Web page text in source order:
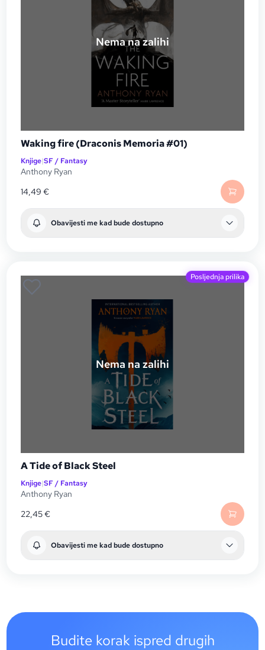
Nema na zalihi
Waking fire (Draconis Memoria #01)
Knjige|SF / Fantasy
Anthony Ryan
14,49€
Obavijesti me kad bude dostupno
Posljednja prilika
Nema na zalihi
A Tide of Black Steel
Knjige|SF / Fantasy
Anthony Ryan
22,45€
Obavijesti me kad bude dostupno
Budite korak ispred drugih